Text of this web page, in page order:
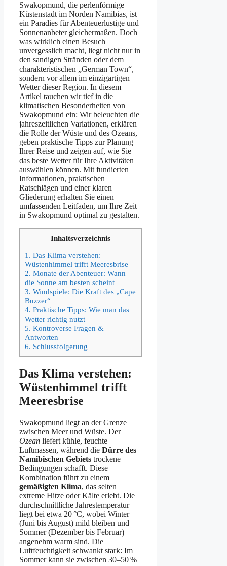
Swakopmund, die perlenförmige
Küstenstadt im Norden Namibias, ist
ein Paradies für Abenteuerlustige und
Sonnenanbeter gleichermaßen. Doch
was wirklich einen Besuch
unvergesslich macht, liegt nicht nur in
den sandigen Stränden oder dem
charakteristischen „German Town“,
sondern vor allem im einzigartigen
Wetter dieser Region. In diesem
Artikel tauchen wir tief in die
klimatischen Besonderheiten von
Swakopmund ein: Wir beleuchten die
jahreszeitlichen Variationen, erklären
die Rolle der Wüste und des Ozeans,
geben praktische Tipps zur Planung
Ihrer Reise und zeigen auf, wie Sie
das beste Wetter für Ihre Aktivitäten
auswählen können. Mit fundierten
Informationen, praktischen
Ratschlägen und einer klaren
Gliederung erhalten Sie einen
umfassenden Leitfaden, um Ihre Zeit
in Swakopmund optimal zu gestalten.
Inhaltsverzeichnis
1. Das Klima verstehen:
Wüstenhimmel trifft Meeresbrise
2. Monate der Abenteuer: Wann
die Sonne am besten scheint
3. Windspiele: Die Kraft des „Cape
Buzzer“
4. Praktische Tipps: Wie man das
Wetter richtig nutzt
5. Kontroverse Fragen &
Antworten
6. Schlussfolgerung
Das Klima verstehen:
Wüstenhimmel trifft
Meeresbrise
Swakopmund liegt an der Grenze
zwischen Meer und Wüste. Der
Ozean liefert kühle, feuchte
Luftmassen, während die Dürre des
Namibischen Gebiets trockene
Bedingungen schafft. Diese
Kombination führt zu einem
gemäßigten Klima, das selten
extreme Hitze oder Kälte erlebt. Die
durchschnittliche Jahrestemperatur
liegt bei etwa 20 °C, wobei Winter
(Juni bis August) mild bleiben und
Sommer (Dezember bis Februar)
angenehm warm sind. Die
Luftfeuchtigkeit schwankt stark: Im
Sommer kann sie zwischen 30–50 %